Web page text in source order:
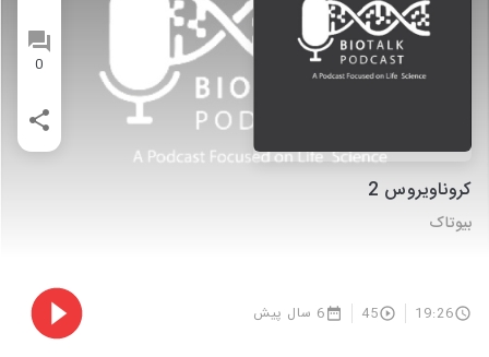
0
کروناویروس 2
بیوتاک
19:26
45 6 سال پیش